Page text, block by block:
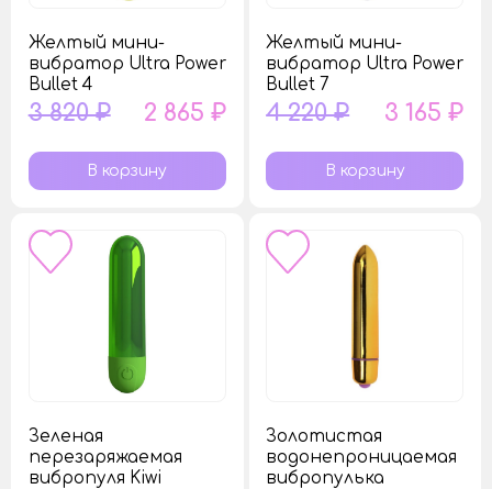
Желтый мини-
вибратор Ultra Power
Bullet 4
3 820 ₽ 2 865 ₽
Желтый мини-
вибратор Ultra Power
Bullet 7
4 220 ₽ 3 165 ₽
Зеленая
перезаряжаемая
вибропуля Kiwi
Золотистая
водонепроницаемая
вибропулька